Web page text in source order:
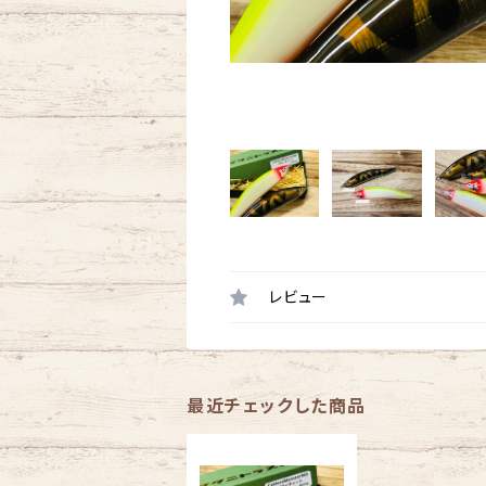
レビュー
最近チェックした商品